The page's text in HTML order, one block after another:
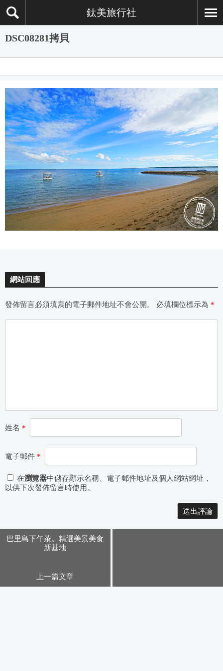
鈦美旅行社
DSC08281拷貝
網站回應
發佈留言必須填寫的電子郵件地址不會公開。 必填欄位標示為 *
姓名 *
電子郵件 *
在瀏覽器中儲存顯示名稱、電子郵件地址及個人網站網址，
以供下次發佈留言時使用。
巴里島下午茶。精選美景美食
新基地
上一篇文章